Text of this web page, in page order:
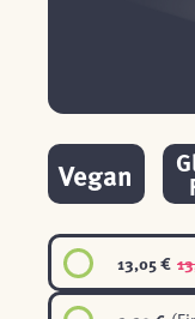
Vegan
13,05 €